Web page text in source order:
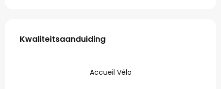
Dienstverlening
Kwaliteitsaanduiding
Kwaliteitsaanduiding
Accueil Vélo